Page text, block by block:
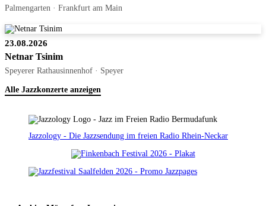
Palmengarten · Frankfurt am Main
23.08.2026
Netnar Tsinim
Speyerer Rathausinnenhof · Speyer
Alle Jazzkonzerte anzeigen
Jazzology - Die Jazzsendung im freien Radio Rhein-Neckar